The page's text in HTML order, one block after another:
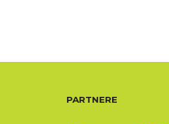
PARTNERE